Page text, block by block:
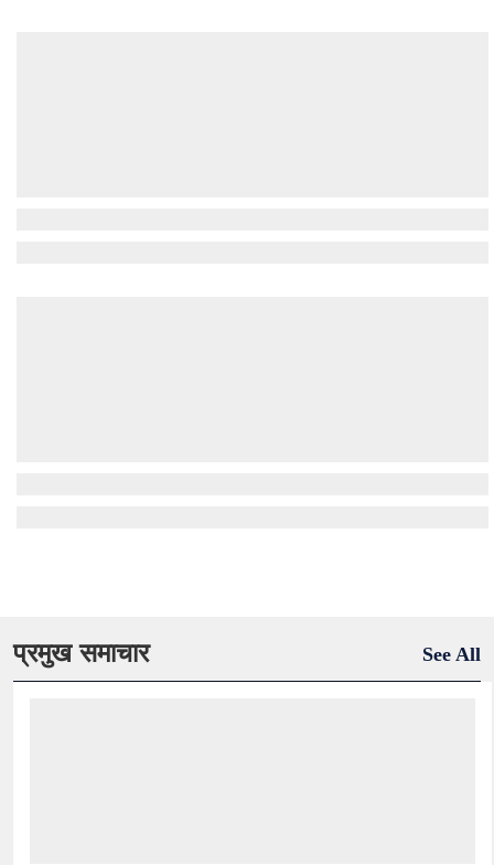
प्रमुख समाचार See All